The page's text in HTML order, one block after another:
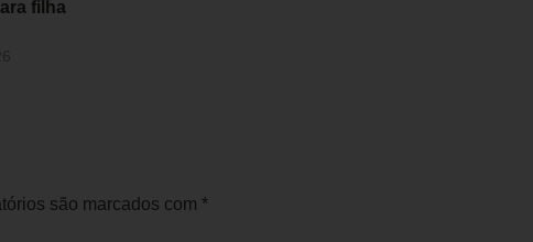
filha
são marcados com *